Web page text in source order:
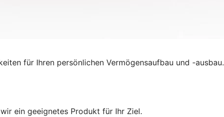
für Ihren persönlichen Vermögensaufbau und -ausbau.
ein geeignetes Produkt für Ihr Ziel.